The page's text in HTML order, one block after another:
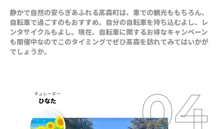
静かで自然の安らぎあふれる高森町は、車での観光ももちろん、
自転車で過ごすのもおすすめ。自分の自転車を持ち込むよし、レ
ンタサイクルもよし。現在、自転車に関するお得なキャンペーン
も開催中なのでこのタイミングでぜひ高森を訪れてみてはいかが
でしょうか。
ひなた